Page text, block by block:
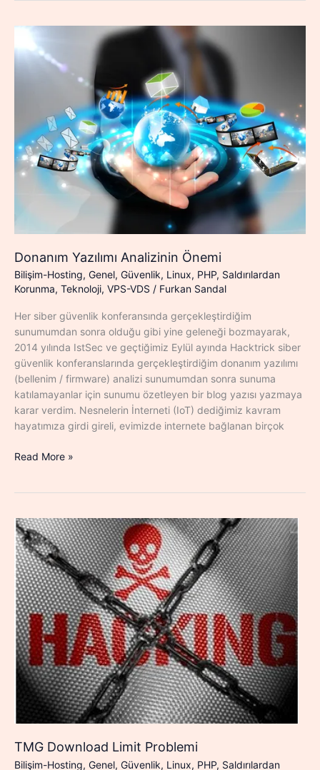
Olmak
Donanım Yazılımı Analizinin Önemi
Bilişim-Hosting, Genel, Güvenlik, Linux, PHP, Saldırılardan
Korunma, Teknoloji, VPS-VDS / Furkan Sandal
Her siber güvenlik konferansında gerçekleştirdiğim
sunumumdan sonra olduğu gibi yine geleneği bozmayarak,
2014 yılında IstSec ve geçtiğimiz Eylül ayında Hacktrick siber
güvenlik konferanslarında gerçekleştirdiğim donanım yazılımı
(bellenim / firmware) analizi sunumumdan sonra sunuma
katılamayanlar için sunumu özetleyen bir blog yazısı yazmaya
karar verdim. Nesnelerin İnterneti (IoT) dediğimiz kavram
hayatımıza girdi gireli, evimizde internete bağlanan birçok
Donanım
Read More »
TMG Download Limit Problemi
Bilişim-Hosting, Genel, Güvenlik, Linux, PHP, Saldırılardan